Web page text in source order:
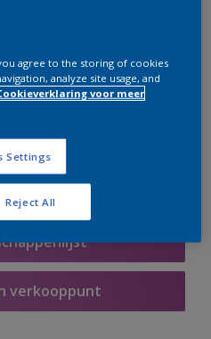
Bereken
dit product online
winkel of klik op
verkooppunt
agree to the storing of cookies
analyze site usage, and
voor meer
Settings
Reject All